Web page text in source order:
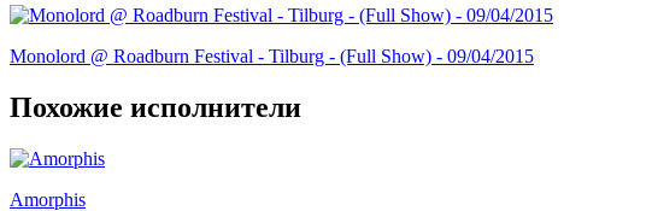
Monolord @ Roadburn Festival - Tilburg - (Full Show) - 09/04/2015
Похожие исполнители
Amorphis